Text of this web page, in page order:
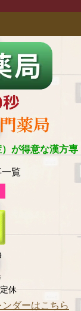
が得意な漢方専
一覧
休
ダーはこちら